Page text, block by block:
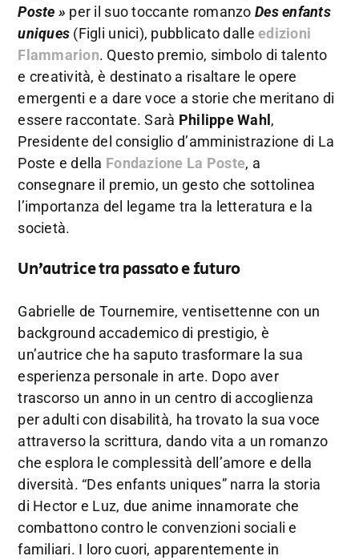
Poste » per il suo toccante romanzo Des enfants
uniques (Figli unici), pubblicato dalleedizioni
Flammarion. Questo premio, simbolo di talento
e creatività, è destinato a risaltare le opere
emergenti e a dare voce a storie che meritano di
essere raccontate. Sarà Philippe Wahl ,
Presidente del consiglio d’amministrazione di La
Poste e della Fondazione La Poste, a
consegnare il premio, un gesto che sottolinea
l’importanza del legame tra la letteratura e la
società.
Un’autrice tra passato e futuro
Gabrielle de Tournemire, ventisettenne con un
background accademico di prestigio, è
un’autrice che ha saputo trasformare la sua
esperienza personale in arte. Dopo aver
trascorso un anno in un centro di accoglienza
per adulti con disabilità, ha trovato la sua voce
attraverso la scrittura, dando vita a un romanzo
che esplora le complessità dell’amore e della
diversità. “Des enfants uniques” narra la storia
di Hector e Luz, due anime innamorate che
combattono contro le convenzioni sociali e
familiari. I loro cuori, apparentemente in